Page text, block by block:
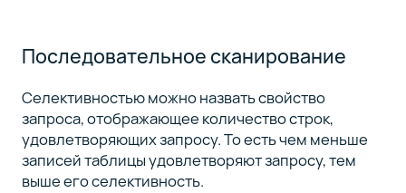
Последовательное сканирование
Селективностью можно назвать свойство
запроса, отображающее количество строк,
удовлетворяющих запросу. То есть чем меньше
записей таблицы удовлетворяют запросу, тем
выше его селективность.